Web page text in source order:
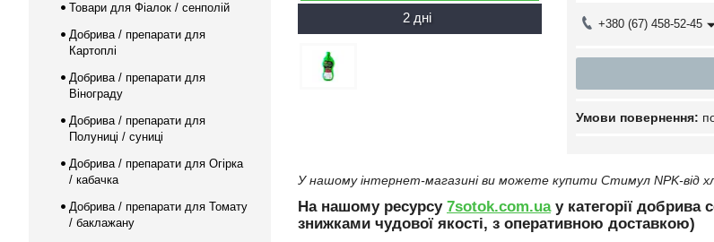
2 дні +380 (67) 458-52-45
У нашому інтернет-магазині ви можете купити Стимул NPK-від
На нашому ресурсу 7sotok.com.uaу категорії добрива
знижками чудової якості, з оперативною доставкою)
Товари для Фіалок / сенполій
Добрива / препарати для
Картоплі
Добрива / препарати для
Вінограду
Добрива / препарати для
Полуниці / суниці
Добрива / препарати для Огірка
/ кабачка
Добрива / препарати для Томату
/ баклажану